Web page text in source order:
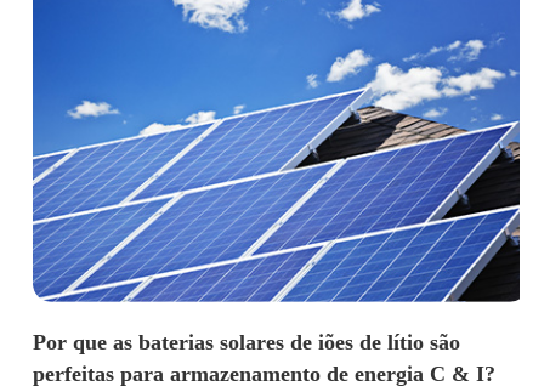
Por que as baterias solares de iões de lítio são
perfeitas para armazenamento de energia C & I?